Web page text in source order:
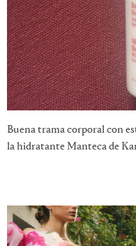
Buena trama corporal con
la hidratante Manteca de